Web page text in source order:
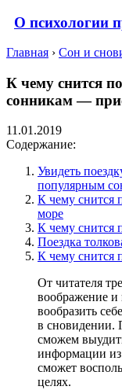
О психологии
Главная › Сон и
К чему снится
сонникам —
11.01.2019
Содержание:
Увидеть
популярным
К чему снится
море
К чему снится
Поездка
К чему снится
От читателя
воображение и
вообразить
в сновидении.
сможем
информации из
сможет
целях.